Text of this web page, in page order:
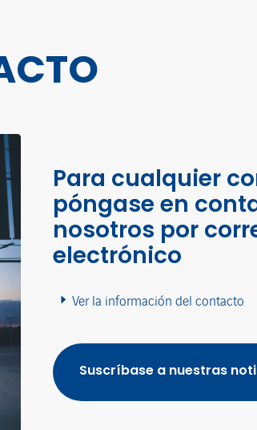
Para cualquier
póngase en
nosotros por
electrónico
Ver la información del contacto
Suscríbase a nuestras